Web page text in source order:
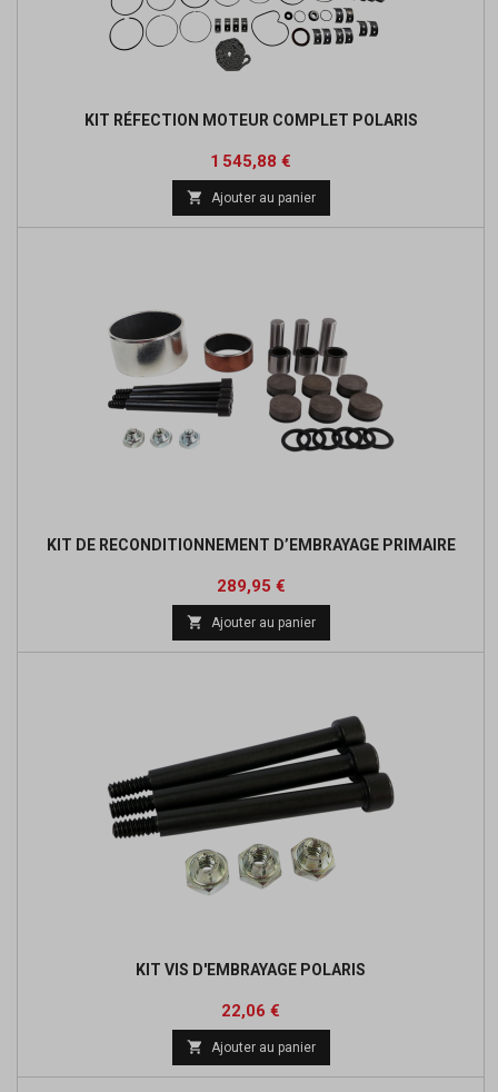
KIT RÉFECTION MOTEUR COMPLET POLARIS
Prix
1 545,88 €
de
base
 Ajouter au panier
KIT DE RECONDITIONNEMENT D’EMBRAYAGE PRIMAIRE
Prix
289,95 €Prix
de
base
 Ajouter au panier
KIT VIS D'EMBRAYAGE POLARIS
Prix
22,06 €
base
 Ajouter au panier